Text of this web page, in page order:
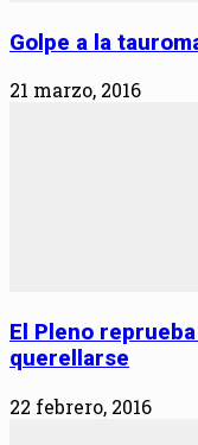
Golpe a la
21 marzo, 2016
El Pleno
querellarse
22 febrero, 2016